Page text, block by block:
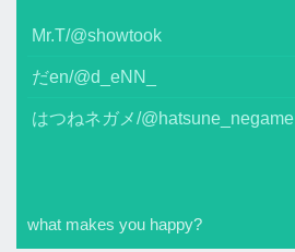
Mr.T/@showtook
だen/@d_eNN_
はつねネガメ/@hatsune_negame
what makes you happy?